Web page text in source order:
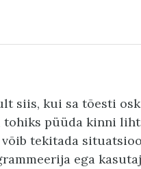
siis, kui sa tõesti
püüda kinni
tekitada
ega